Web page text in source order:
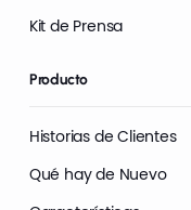
Kit de Prensa
Producto
Historias de Clientes
Qué hay de Nuevo